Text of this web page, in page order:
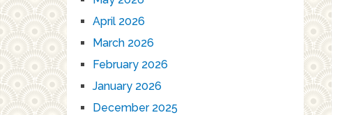
April 2026
March 2026
February 2026
January 2026
December 2025